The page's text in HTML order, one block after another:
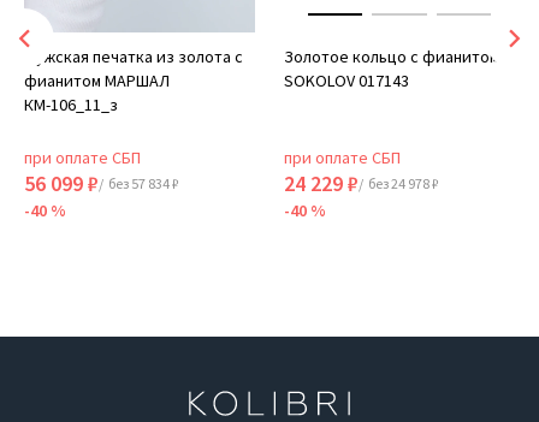
Мужская печатка из золота с
фианитом МАРШАЛ
КМ-106_11_з
при оплате СБП
56 099 ₽/ без 57 834 ₽
-40 %
Золотое кольцо с фианитом
SOKOLOV 017143
при оплате СБП
24 229 ₽/ без 24 978 ₽
-40 %